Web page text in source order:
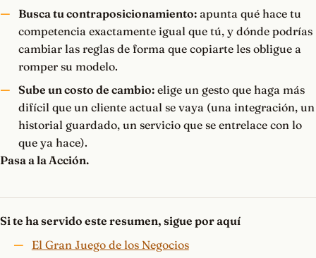
Busca tu contraposicionamiento:apunta qué hace tu
competencia exactamente igual que tú, y dónde podrías
cambiar las reglas de forma que copiarte les obligue a
romper su modelo.
Sube un costo de cambio:elige un gesto que haga más
difícil que un cliente actual se vaya (una integración, un
historial guardado, un servicio que se entrelace con lo
que ya hace).
Pasa a la Acción.
Si te ha servido este resumen, sigue por aquí
El Gran Juego de los Negocios